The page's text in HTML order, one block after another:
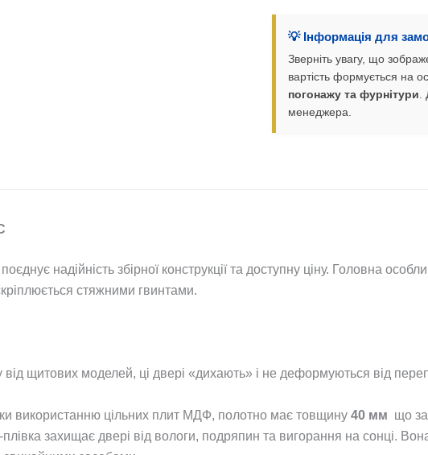
💡 Інформація для
Зверніть увагу, що
вартість формується на
погонажу та фурнітури.
менеджера.
надійність збірної конструкції та доступну ціну. Головна
стяжними гвинтами.
від щитових моделей, ці двері «дихають» і не деформуються від
використанню цільних плит МДФ, полотно має товщину40 мм що
захищає двері від вологи, подряпин та вигорання на сонці.